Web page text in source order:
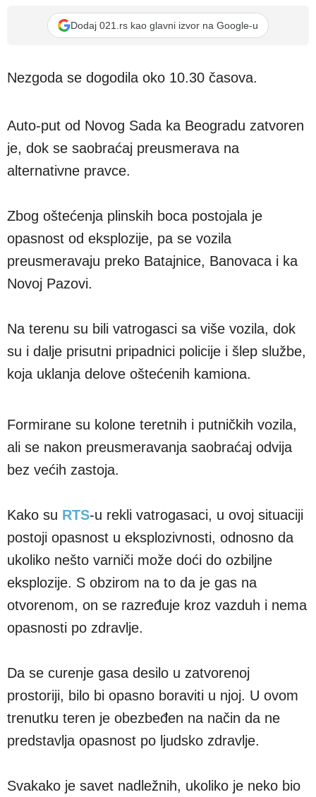
Dodaj 021.rs kao glavni izvor na Google-u
Nezgoda se dogodila oko 10.30 časova.
Auto-put od Novog Sada ka Beogradu zatvoren
je, dok se saobraćaj preusmerava na
alternativne pravce.
Zbog oštećenja plinskih boca postojala je
opasnost od eksplozije, pa se vozila
preusmeravaju preko Batajnice, Banovaca i ka
Novoj Pazovi.
Na terenu su bili vatrogasci sa više vozila, dok
su i dalje prisutni pripadnici policije i šlep službe,
koja uklanja delove oštećenih kamiona.
Formirane su kolone teretnih i putničkih vozila,
ali se nakon preusmeravanja saobraćaj odvija
bez većih zastoja.
Kako su RTS-u rekli vatrogasaci, u ovoj situaciji
postoji opasnost u eksplozivnosti, odnosno da
ukoliko nešto varniči može doći do ozbiljne
eksplozije. S obzirom na to da je gas na
otvorenom, on se razređuje kroz vazduh i nema
opasnosti po zdravlje.
Da se curenje gasa desilo u zatvorenoj
prostoriji, bilo bi opasno boraviti u njoj. U ovom
trenutku teren je obezbeđen na način da ne
predstavlja opasnost po ljudsko zdravlje.
Svakako je savet nadležnih, ukoliko je neko bio